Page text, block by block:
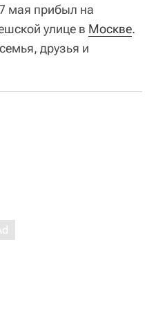
мая прибыл на
улице в Москве.
друзья и